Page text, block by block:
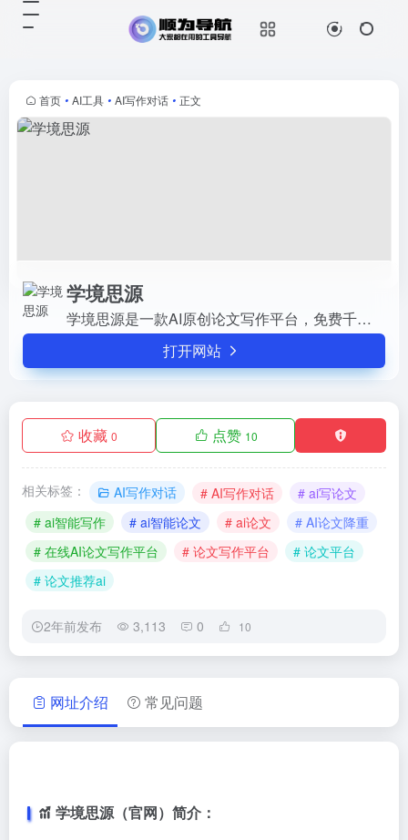
首页 • AI工具 • AI写作对话 • 正文
学境思源
学境思源是一款AI原创论文写作平台，免费千字大纲，5分钟生成3万字初稿，提供开题报告、任务书等，重复率超过10%包退费。
打开网站
收藏 0 点赞 10
相关标签： AI写作对话 # AI写作对话
# ai写论文
# ai智能写作
# ai智能论文 # ai论文
# AI论文降重
# 在线AI论文写作平台
# 论文写作平台
# 论文平台
# 论文推荐ai
2年前发布 3,113 0 10
字初稿，提供开题报告、任务书等，
重复率超过10%包退费。
网址介绍 常见问题
学境思源（官网）简介：